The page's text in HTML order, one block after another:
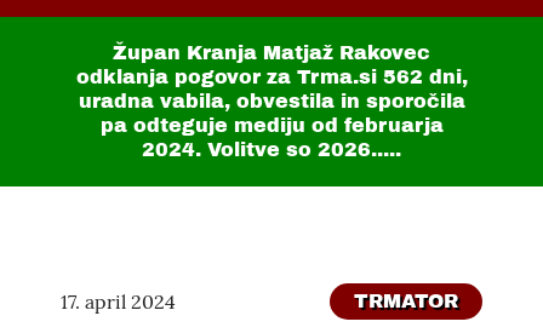
Župan Kranja Matjaž Rakovec
odklanja pogovor za Trma.si 562 dni,
uradna vabila, obvestila in sporočila
pa odteguje mediju od februarja
2024. Volitve so 2026.....
17. april 2024 TRMATOR